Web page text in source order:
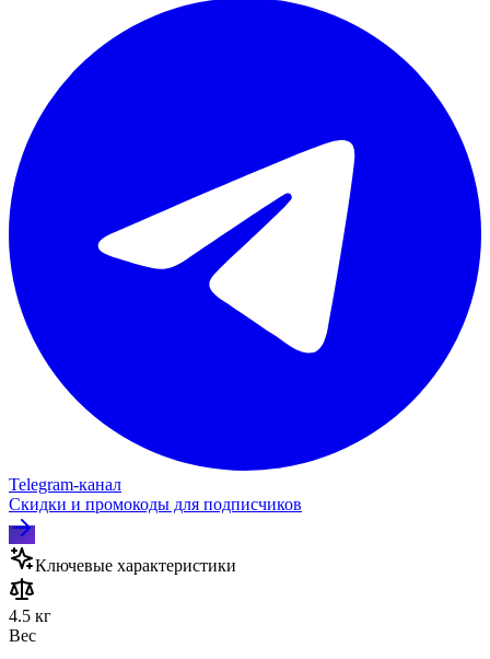
Telegram‑канал
Скидки и промокоды для подписчиков
Ключевые характеристики
4.5 кг
Вес